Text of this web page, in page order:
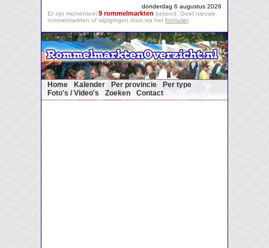
donderdag 6 augustus 2026
Er zijn momenteel 9 rommelmarkten bekend. Geef nieuwe
rommelmarkten of wijzigingen door via het formulier.
Home Kalender Per provincie
Per type
Foto's / Video's
Zoeken Contact